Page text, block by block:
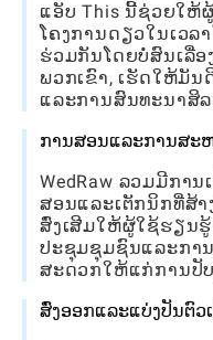
ແອັບ This ນີ້ຊ່ວຍໃ
ໂຄງການດຽວໃນເວລ
ຮ່ວມກັນໂດຍບໍ່ສົນເລື່ອ
ພວກເຂົາ, ເຮັດໃຫ້ມັນ
ແລະການສົນທະນາສິ
ການສອນແລະການສະ
WedRaw ລວມມີກາ
ສອນແລະເຕັກນິກທີ່ສ້
ສົ່ງເສີມໃຫ້ຜູ້ໃຊ້ຮຽນ
ປະຊຸມຊຸມຊົນແລະກາ
ສະດວກໃຫ້ແກ່ການປັ
ສົ່ງອອກແລະແບ່ງປັນຕົວ